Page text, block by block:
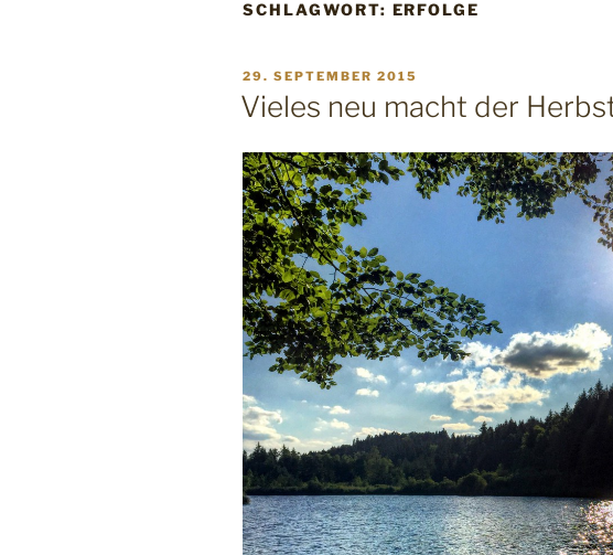
SCHLAGWORT: ERFOLGE
VERÖFFENTLICHT
AM
29. SEPTEMBER 2015
Vieles neu macht der